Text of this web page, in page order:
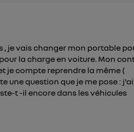
, je vais changer mon portable
la charge en voiture. Mon
je compte reprendre la même (
une question que je me pose : j'ai
t -il encore dans les véhicules